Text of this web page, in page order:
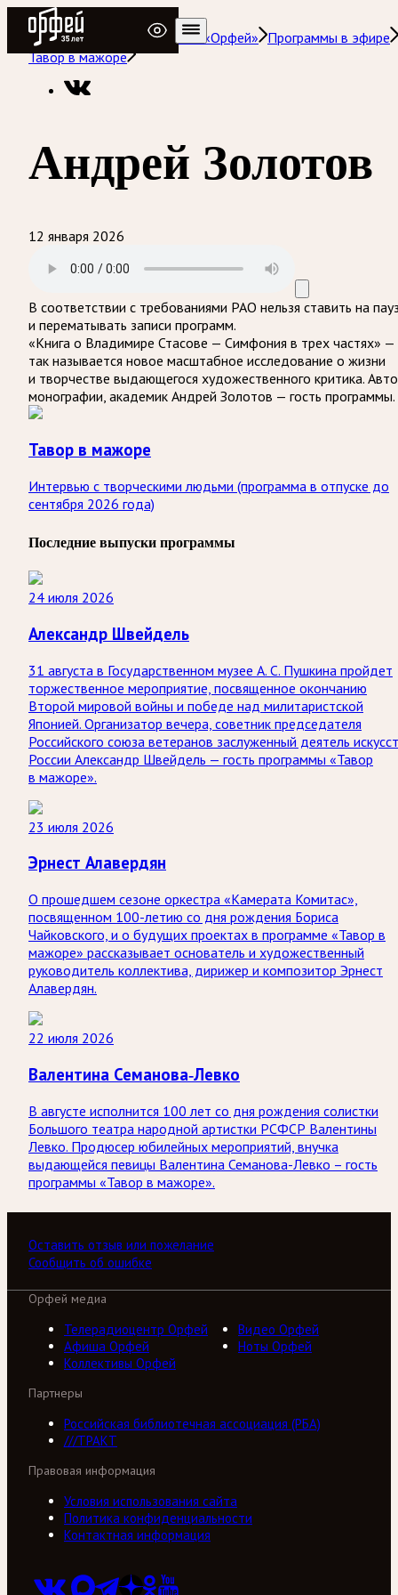
Радио Орфей
Радио классической музыки «Орфей» Программы в эфире
Тавор в мажоре
Андрей Золотов
12 января 2026
В соответствии с требованиями РАО нельзя ставить на
и перематывать записи программ.
«Книга о Владимире Стасове — Симфония в трех частях» —
так называется новое масштабное исследование о жизни
и творчестве выдающегося художественного критика.
монографии, академик Андрей Золотов — гость программы.
Тавор в мажоре
Интервью с творческими людьми (программа в отпуске до
сентября 2026 года)
Последние выпуски программы
24 июля 2026
Александр Швейдель
31 августа в Государственном музее А. С. Пушкина пройдет
торжественное мероприятие, посвященное окончанию
Второй мировой войны и победе над милитаристской
Японией. Организатор вечера, советник председателя
Российского союза ветеранов заслуженный деятель
России Александр Швейдель — гость программы «Тавор
в мажоре».
23 июля 2026
Эрнест Алавердян
О прошедшем сезоне оркестра «Камерата Комитас»,
посвященном 100-летию со дня рождения Бориса
Чайковского, и о будущих проектах в программе «Тавор в
мажоре» рассказывает основатель и художественный
руководитель коллектива, дирижер и композитор Эрнест
Алавердян.
22 июля 2026
Валентина Семанова-Левко
В августе исполнится 100 лет со дня рождения солистки
Большого театра народной артистки РСФСР Валентины
Левко. Продюсер юбилейных мероприятий, внучка
выдающейся певицы Валентина Семанова-Левко – гость
программы «Тавор в мажоре».
Оставить отзыв или пожелание
Сообщить об ошибке
Орфей медиа
Телерадиоцентр Орфей
Видео Орфей
Афиша Орфей
Ноты Орфей
Коллективы Орфей
Партнеры
Российская библиотечная ассоциация (РБА)
///ТРАКТ
Правовая информация
Условия использования сайта
Политика конфиденциальности
Контактная информация